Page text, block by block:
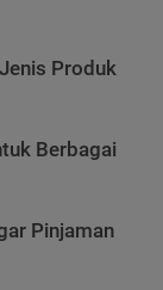
Produk
Berbagai
Pinjaman